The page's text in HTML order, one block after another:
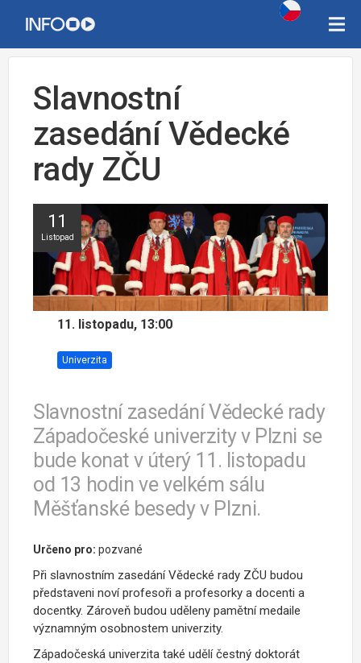
Slavnostní
zasedání Vědecké
rady ZČU
11
Listopad
11. listopadu, 13:00
Univerzita
Slavnostní zasedání Vědecké rady
Západočeské univerzity v Plzni se
bude konat v úterý 11. listopadu
od 13 hodin ve velkém sálu
Měšťanské besedy v Plzni.
Určeno pro: pozvané
Při slavnostním zasedání Vědecké rady ZČU budou
představeni noví profesoři a profesorky a docenti a
docentky. Zároveň budou uděleny pamětní medaile
významným osobnostem univerzity.
Západočeská univerzita také udělí čestný doktorát